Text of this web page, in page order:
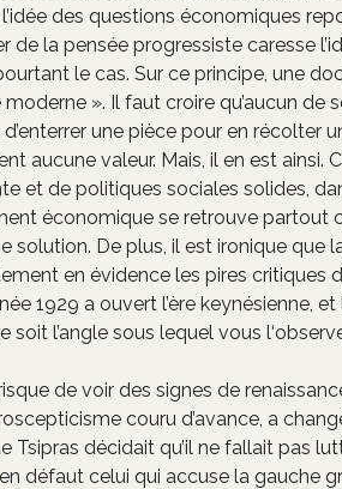
des questions économiques
de la pensée progressiste caresse
le cas. Sur ce principe, une
». Il faut croire qu’aucun de
une pièce pour en récolter
aucune valeur. Mais, il en est ainsi.
et de politiques sociales solides,
économique se retrouve partout
solution. De plus, il est ironique que
en évidence les pires critiques
1929 a ouvert l’ère keynésienne,
l’angle sous lequel vous
de voir des signes de
couru d’avance, a
décidait qu’il ne fallait pas
défaut celui qui accuse la gauche